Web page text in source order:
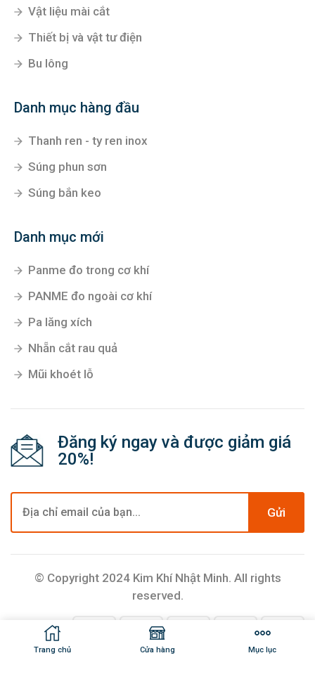
Trang chủ Cửa hàng Mục lục
Vật liệu mài cắt
Thiết bị và vật tư điện
Bu lông
Danh mục hàng đầu
Thanh ren - ty ren inox
Súng phun sơn
Súng bắn keo
Danh mục mới
Panme đo trong cơ khí
PANME đo ngoài cơ khí
Pa lăng xích
Nhẵn cắt rau quả
Mũi khoét lỗ
Đăng ký ngay và được giảm giá
20%!
Gửi
© Copyright 2024 Kim Khí Nhật Minh. All rights
reserved.